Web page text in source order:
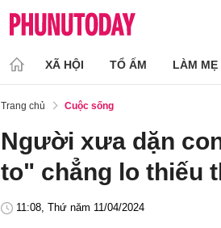
XÃ HỘI TỔ ẤM LÀM MẸ
Trang chủ Cuộc sống
Người xưa dặn
to" chẳng lo thiếu
11:08, Thứ năm 11/04/2024